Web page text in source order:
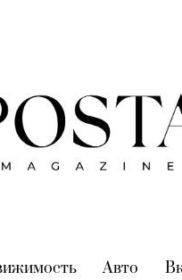
(current)
Авто